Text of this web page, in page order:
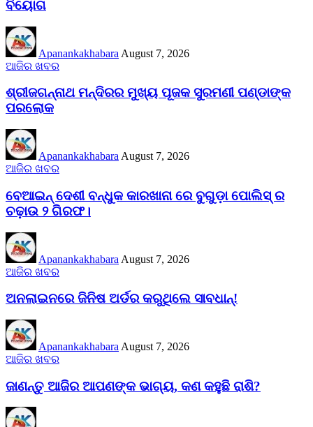
ବିୟୋଗ
Apanankakhabara August 7, 2026
ଆଜିର ଖବର
ଶ୍ରୀଜଗନ୍ନାଥ ମନ୍ଦିରର ମୁଖ୍ୟ ପୂଜକ ସୁରମଣୀ ପଣ୍ଡାଙ୍କ
ପରଲୋକ
Apanankakhabara August 7, 2026
ଆଜିର ଖବର
ବେଆଇନ୍ ଦେଶୀ ବନ୍ଧୁକ କାରଖାନା ରେ ବୁଗୁଡ଼ା ପୋଲିସ୍ ର
ଚଢ଼ାଉ ୨ ଗିରଫ।
Apanankakhabara August 7, 2026
ଆଜିର ଖବର
​ଅନଲାଇନରେ ଜିନିଷ ଅର୍ଡର କରୁଥିଲେ ସାବଧାନ୍!
Apanankakhabara August 7, 2026
ଆଜିର ଖବର
ଜାଣନ୍ତୁ ଆଜିର ଆପଣଙ୍କ ଭାଗ୍ୟ, କଣ କହୁଛି ରାଶି?